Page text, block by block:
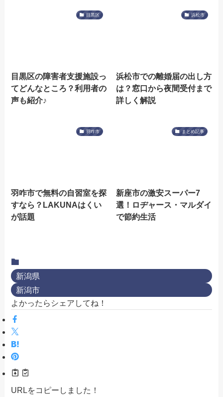
目黒区
目黒区の障害者支援施設っ
てどんなところ？利用者の
声も紹介♪
浜松市
浜松市での離婚届の出し方
は？窓口から夜間受付まで
詳しく解説
羽咋市
羽咋市で無料の自習室を探
すなら？LAKUNAはくい
が話題
まとめ記事
新座市の激安スーパー7
選！ロヂャース・マルダイ
で節約生活
新潟県
新潟市
よかったらシェアしてね！
URLをコピーしました！